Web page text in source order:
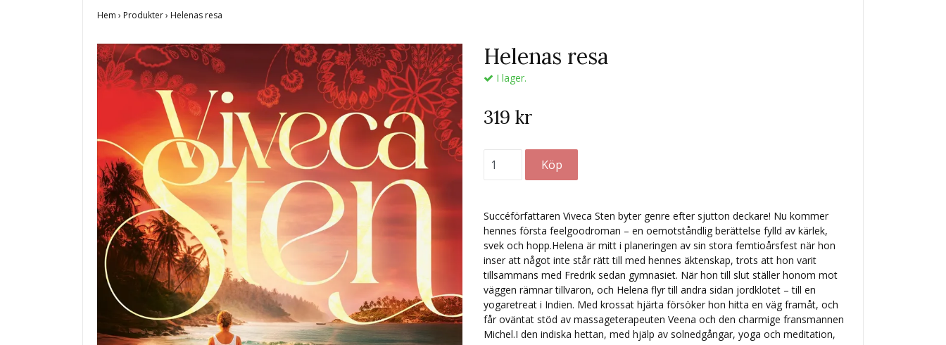
Hem › Produkter› Helenas resa
Helenas resa
I lager.
319 kr
Succéförfattaren Viveca Sten byter genre efter sjutton deckare! Nu kommer
hennes första feelgoodroman – en oemotståndlig berättelse fylld av kärlek,
svek och hopp.Helena är mitt i planeringen av sin stora femtioårsfest när hon
inser att något inte står rätt till med hennes äktenskap, trots att hon varit
tillsammans med Fredrik sedan gymnasiet. När hon till slut ställer honom mot
väggen rämnar tillvaron, och Helena flyr till andra sidan jordklotet – till en
yogaretreat i Indien. Med krossat hjärta försöker hon hitta en väg framåt, och
får oväntat stöd av massageterapeuten Veena och den charmige fransmannen
Michel.I den indiska hettan, med hjälp av solnedgångar, yoga och meditation,